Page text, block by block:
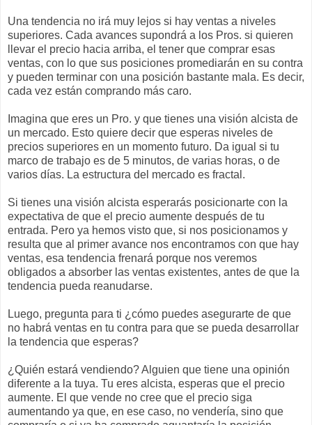
Una tendencia no irá muy lejos si hay ventas a niveles
superiores. Cada avances supondrá a los Pros. si quieren
llevar el precio hacia arriba, el tener que comprar esas
ventas, con lo que sus posiciones promediarán en su contra
y pueden terminar con una posición bastante mala. Es decir,
cada vez están comprando más caro.
Imagina que eres un Pro. y que tienes una visión alcista de
un mercado. Esto quiere decir que esperas niveles de
precios superiores en un momento futuro. Da igual si tu
marco de trabajo es de 5 minutos, de varias horas, o de
varios días. La estructura del mercado es fractal.
Si tienes una visión alcista esperarás posicionarte con la
expectativa de que el precio aumente después de tu
entrada. Pero ya hemos visto que, si nos posicionamos y
resulta que al primer avance nos encontramos con que hay
ventas, esa tendencia frenará porque nos veremos
obligados a absorber las ventas existentes, antes de que la
tendencia pueda reanudarse.
Luego, pregunta para ti ¿cómo puedes asegurarte de que
no habrá ventas en tu contra para que se pueda desarrollar
la tendencia que esperas?
¿Quién estará vendiendo? Alguien que tiene una opinión
diferente a la tuya. Tu eres alcista, esperas que el precio
aumente. El que vende no cree que el precio siga
aumentando ya que, en ese caso, no vendería, sino que